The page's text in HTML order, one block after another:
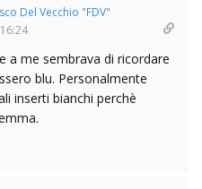
Del Vecchio "FDV"
a me sembrava di ricordare
blu. Personalmente
inserti bianchi perchè